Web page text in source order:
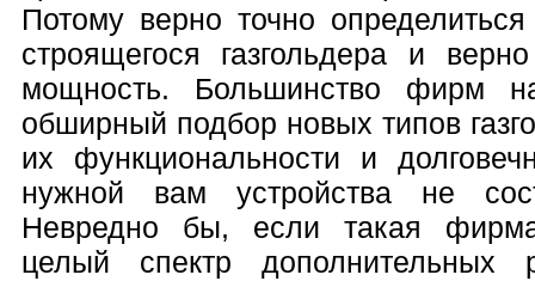
Потому верно точно
строящегося газгольдера и
мощность. Большинство фирм
обширный подбор новых типов
их функциональности и
нужной вам устройства не
Невредно бы, если такая
целый спектр